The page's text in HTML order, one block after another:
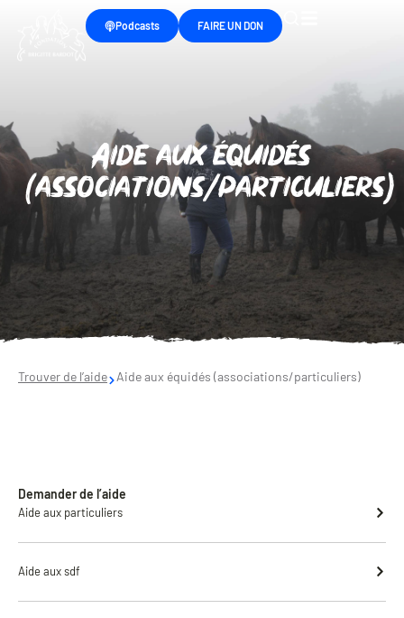
Podcasts FAIRE UN DON
Aide aux équidés
(associations/particuliers)
Trouver de l’aide Aide aux équidés (associations/particuliers)
Demander de l’aide
Aide aux particuliers
Aide aux sdf